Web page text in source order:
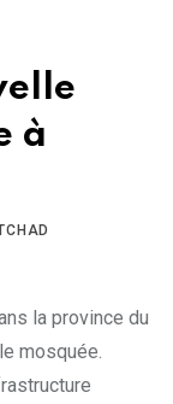
à
la province du
mosquée.